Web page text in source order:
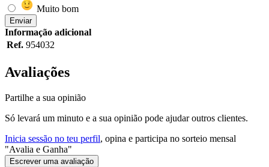
Muito bom
Enviar
Informação adicional
Ref. 954032
Avaliações
Partilhe a sua opinião
Só levará um minuto e a sua opinião pode ajudar outros clientes.
Inicia sessão no teu perfil, opina e participa no sorteio mensal
"Avalia e Ganha"
Escrever uma avaliação